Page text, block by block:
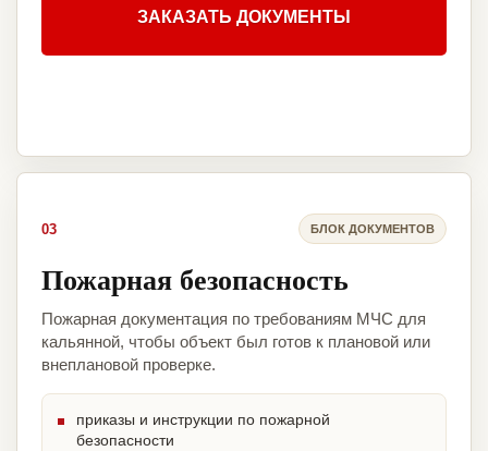
ЗАКАЗАТЬ ДОКУМЕНТЫ
03 БЛОК ДОКУМЕНТОВ
Пожарная безопасность
Пожарная документация по требованиям МЧС для
кальянной, чтобы объект был готов к плановой или
внеплановой проверке.
приказы и инструкции по пожарной
безопасности